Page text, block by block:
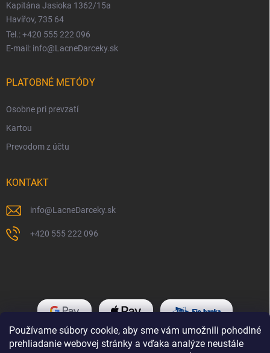
Používame súbory cookie, aby sme vám umožnili pohodlné
prehliadanie webovej stránky a vďaka analýze neustále
Kapitána Jasioka 1362/15a
Havířov, 735 64
Tel.: +420 555 222 096
E-mail: info@LacneDarceky.sk
PLATOBNÉ METÓDY
Osobne pri prevzatí
Kartou
Prevodom z účtu
KONTAKT
info@LacneDarceky.sk
+420 555 222 096